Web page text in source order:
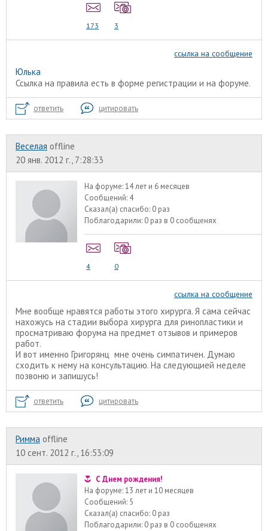
173 3
ссылка на сообщение
Юлька
Ссылка на правила есть в форме регистрации и на форуме.
ответить цитировать
Веселая offline
20 янв. 2012 г., 7:28:33
На форуме:14 лет и 6 месяцев
Сообщений: 4
Сказал(а) спасибо: 0 раз
Поблагодарили: 0 раз в 0 сообщенях
4 0
ссылка на сообщение
Мне вообще нравятся работы этого хирурга. Я сама сейчас
нахожусь на стадии выбора хирурга для ринопластики и
просматриваю форума на предмет отзывов и примеров
работ.
И вот именно Григорянц мне очень симпатичен. Думаю
сходить к нему на консультацию. На следующией неделе
позвоню и запишусь!
ответить цитировать
Римма offline
10 сент. 2012 г., 16:53:09
С Днем рождения!
На форуме:13 лет и 10 месяцев
Сообщений: 5
Сказал(а) спасибо: 0 раз
Поблагодарили: 0 раз в 0 сообщенях